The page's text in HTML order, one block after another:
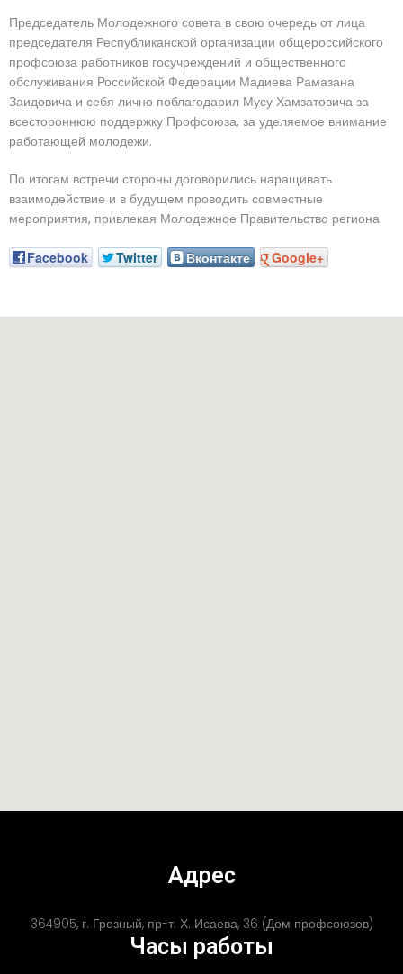
Председатель Молодежного совета в свою очередь от лица
председателя Республиканской организации общероссийского
профсоюза работников госучреждений и общественного
обслуживания Российской Федерации Мадиева Рамазана
Заидовича и себя лично поблагодарил Мусу Хамзатовича за
всестороннюю поддержку Профсоюза, за уделяемое внимание
работающей молодежи.
По итогам встречи стороны договорились наращивать
взаимодействие и в будущем проводить совместные
мероприятия, привлекая Молодежное Правительство региона.
Facebook Twitter Вконтакте Google+
Адрес
364905, г. Грозный, пр-т. Х. Исаева, 36 (Дом профсоюзов)
Часы работы